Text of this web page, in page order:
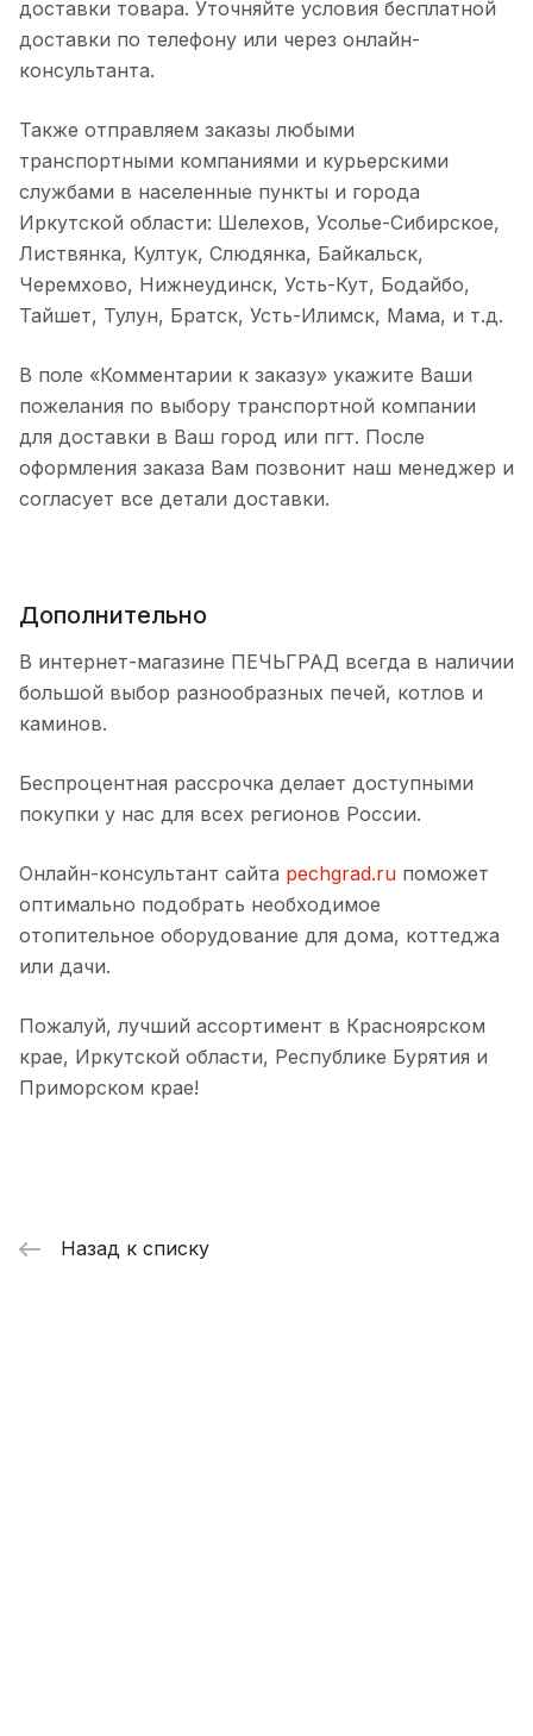
доставки товара. Уточняйте условия бесплатной
доставки по телефону или через онлайн-
консультанта.
Также отправляем заказы любыми
транспортными компаниями и курьерскими
службами в населенные пункты и города
Иркутской области: Шелехов, Усолье-Сибирское,
Листвянка, Култук, Слюдянка, Байкальск,
Черемхово, Нижнеудинск, Усть-Кут, Бодайбо,
Тайшет, Тулун, Братск, Усть-Илимск, Мама, и т.д.
В поле «Комментарии к заказу» укажите Ваши
пожелания по выбору транспортной компании
для доставки в Ваш город или пгт. После
оформления заказа Вам позвонит наш менеджер и
согласует все детали доставки.
Дополнительно
В интернет-магазине ПЕЧЬГРАД всегда в наличии
большой выбор разнообразных печей, котлов и
каминов.
Беспроцентная рассрочка делает доступными
покупки у нас для всех регионов России.
Онлайн-консультант сайта pechgrad.ru поможет
оптимально подобрать необходимое
отопительное оборудование для дома, коттеджа
или дачи.
Пожалуй, лучший ассортимент в Красноярском
крае, Иркутской области, Республике Бурятия и
Приморском крае!
Назад к списку